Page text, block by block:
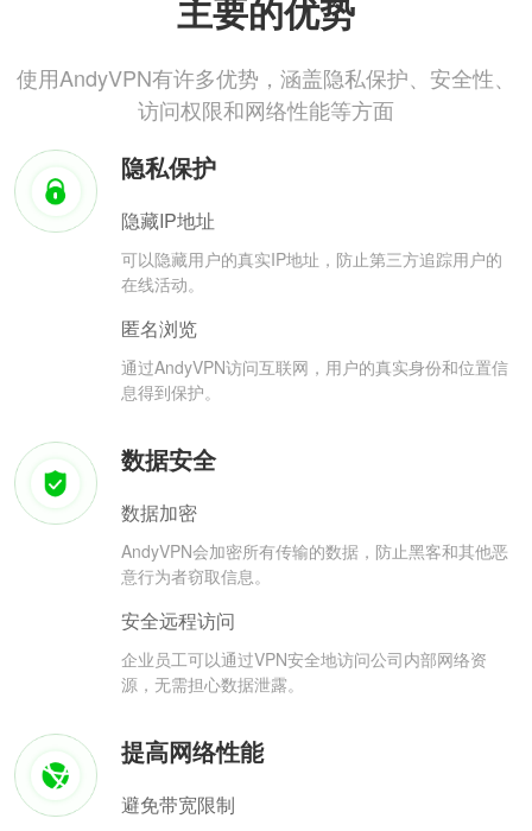
主要的优势
使用AndyVPN有许多优势，涵盖隐私保护、安全性、
访问权限和网络性能等方面
隐私保护
隐藏IP地址
可以隐藏用户的真实IP地址，防止第三方追踪用户的
在线活动。
匿名浏览
通过AndyVPN访问互联网，用户的真实身份和位置信
息得到保护。
数据安全
数据加密
AndyVPN会加密所有传输的数据，防止黑客和其他恶
意行为者窃取信息。
安全远程访问
企业员工可以通过VPN安全地访问公司内部网络资
源，无需担心数据泄露。
提高网络性能
避免带宽限制